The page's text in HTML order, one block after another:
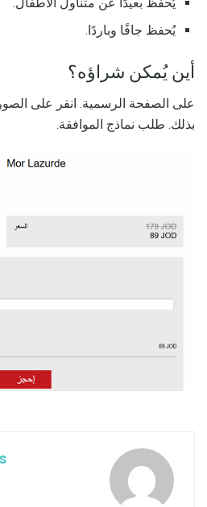
يُحفظ جافًا وباردًا.
أين يُمكن شراؤه؟
على الصفحة الرسمية. انقر على
بذلك. طلب ​​نماذج الموافقة.